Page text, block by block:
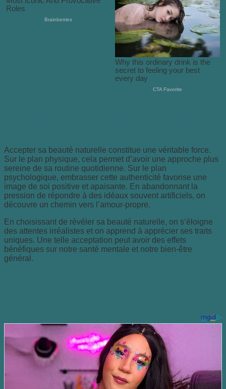
Accepter sa beauté naturelle constitue une véritable force.
Sur le plan physique, cela permet d’avoir une approche plus
sereine de sa routine quotidienne. Sur le plan
psychologique, embrasser cette authenticité favorise une
image de soi positive et apaisante. En abandonnant la
pression de répondre à des idéaux souvent artificiels, on
découvre un chemin vers l’amour-propre.
En choisissant de révéler sa beauté naturelle, on s’éloigne
des attentes irréalistes et on apprend à apprécier ses traits
uniques. Une telle acceptation peut avoir des effets
bénéfiques sur notre santé mentale et notre bien-être
général.